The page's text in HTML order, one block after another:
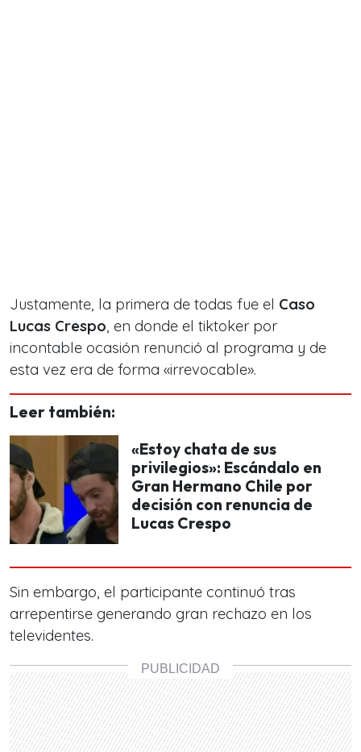
Justamente, la primera de todas fue el Caso
Lucas Crespo, en donde el tiktoker por
incontable ocasión renunció al programa y de
esta vez era de forma «irrevocable».
Leer también:
«Estoy chata de sus
privilegios»: Escándalo en
Gran Hermano Chile por
decisión con renuncia de
Lucas Crespo
Sin embargo, el participante continuó tras
arrepentirse generando gran rechazo en los
televidentes.